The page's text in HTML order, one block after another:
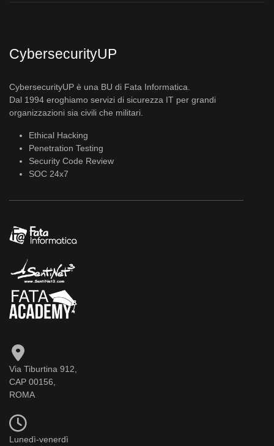
CybersecurityUP
CybersecurityUP è una BU di Fata Informatica.
Dal 1994 eroghiamo servizi di sicurezza IT per grandi
organizzazioni sia civili che militari.
Ethical Hacking
Penetration Testing
Security Code Review
SOC 24x7
Via Tiburtina 912,
CAP 00156,
ROMA
Lunedì-venerdì